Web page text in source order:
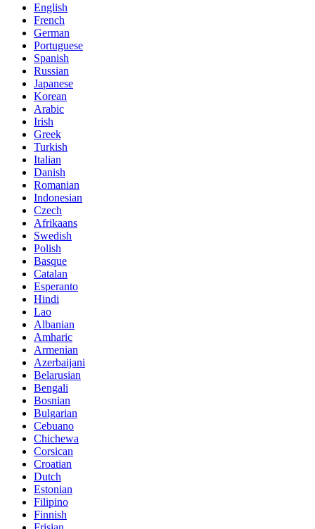
English
French
German
Portuguese
Spanish
Russian
Japanese
Korean
Arabic
Irish
Greek
Turkish
Italian
Danish
Romanian
Indonesian
Czech
Afrikaans
Swedish
Polish
Basque
Catalan
Esperanto
Hindi
Lao
Albanian
Amharic
Armenian
Azerbaijani
Belarusian
Bengali
Bosnian
Bulgarian
Cebuano
Chichewa
Corsican
Croatian
Dutch
Estonian
Filipino
Finnish